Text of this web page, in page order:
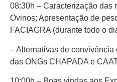
08:30h – Caracterização das
Ovinos; Apresentação de
FACIAGRA (durante todo o
– Alternativas de
das ONGs CHAPADA e